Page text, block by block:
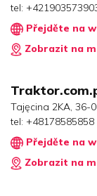
tel:
Přejděte na
Zobrazit na
Tajęcina 2KA, 36-
tel: +48178585858
Přejděte na
Zobrazit na